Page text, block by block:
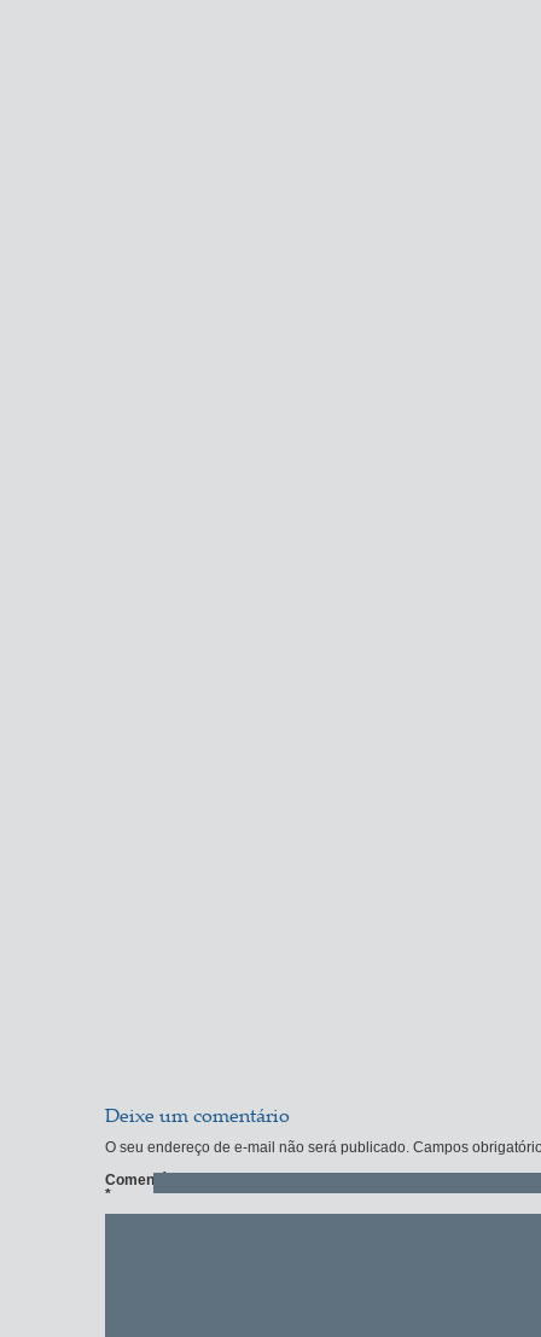
Deixe um comentário
O seu endereço de e-mail não será publicado. Campos
Comentário
*